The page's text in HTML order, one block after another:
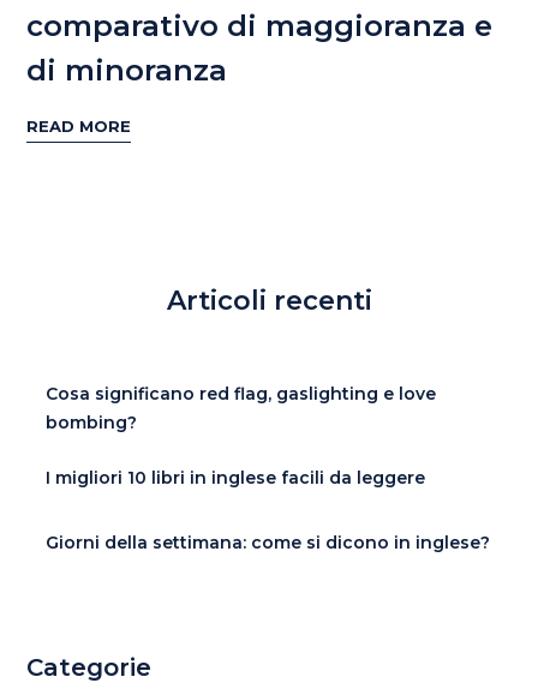
comparativo di maggioranza e
di minoranza
READ MORE
Articoli recenti
Cosa significano red flag, gaslighting e love
bombing?
I migliori 10 libri in inglese facili da leggere
Giorni della settimana: come si dicono in inglese?
Categorie